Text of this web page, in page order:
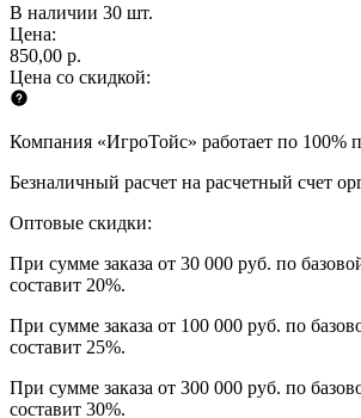
В наличии 30 шт.
Цена:
850,00 р.
Цена со скидкой:
Компания «ИгроТойс» работает по 100%
Безналичный расчет на расчетный счет
Оптовые скидки:
При сумме заказа от 30 000 руб. по
составит 20%.
При сумме заказа от 100 000 руб. по
составит 25%.
При сумме заказа от 300 000 руб. по
составит 30%.